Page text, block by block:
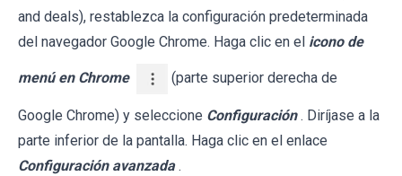
and deals), restablezca la configuración predeterminada
del navegador Google Chrome. Haga clic en el icono de
menú en Chrome (parte superior derecha de
Google Chrome) y seleccione Configuración . Diríjase a la
parte inferior de la pantalla. Haga clic en el enlace
Configuración avanzada .